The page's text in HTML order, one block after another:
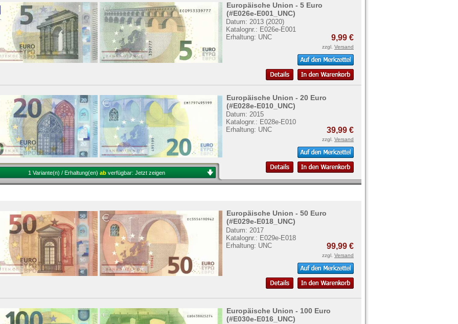
Europäische Union - 5 Euro
(#E026e-E001_UNC)
Datum: 2013 (2020)
Katalognr.: E026e-E001
Erhaltung: UNC
9,99 €
zzgl. Versand
Europäische Union - 20 Euro
(#E028e-E010_UNC)
Datum: 2015
Katalognr.: E028e-E010
Erhaltung: UNC
39,99 €
zzgl. Versand
1 Variante(n) / Erhaltung(en) ab verfügbar: Jetzt zeigen
Europäische Union - 50 Euro
(#E029e-E018_UNC)
Datum: 2017
Katalognr.: E029e-E018
Erhaltung: UNC
99,99 €
zzgl. Versand
Europäische Union - 100 Euro
(#E030e-E016_UNC)